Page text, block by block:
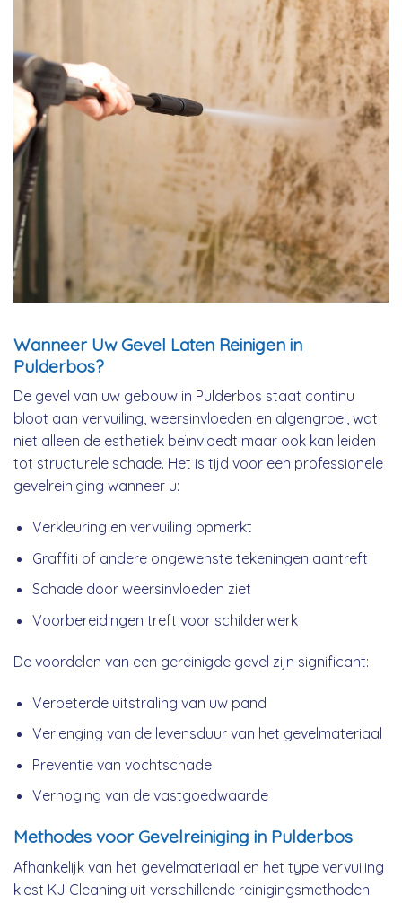
Wanneer Uw Gevel Laten Reinigen in
Pulderbos?
De gevel van uw gebouw in Pulderbos staat continu
bloot aan vervuiling, weersinvloeden en algengroei, wat
niet alleen de esthetiek beïnvloedt maar ook kan leiden
tot structurele schade. Het is tijd voor een professionele
gevelreiniging wanneer u:
Verkleuring en vervuiling opmerkt
Graffiti of andere ongewenste tekeningen aantreft
Schade door weersinvloeden ziet
Voorbereidingen treft voor schilderwerk
De voordelen van een gereinigde gevel zijn significant:
Verbeterde uitstraling van uw pand
Verlenging van de levensduur van het gevelmateriaal
Preventie van vochtschade
Verhoging van de vastgoedwaarde
Methodes voor Gevelreiniging in Pulderbos
Afhankelijk van het gevelmateriaal en het type vervuiling
kiest KJ Cleaning uit verschillende reinigingsmethoden: